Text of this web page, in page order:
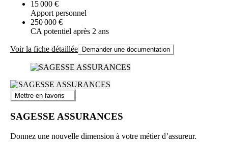
15 000 €
Apport personnel
250 000 €
CA potentiel après 2 ans
Voir la fiche détaillée Demander une documentation
Mettre en favoris
SAGESSE ASSURANCES
Donnez une nouvelle dimension à votre métier d’assureur.